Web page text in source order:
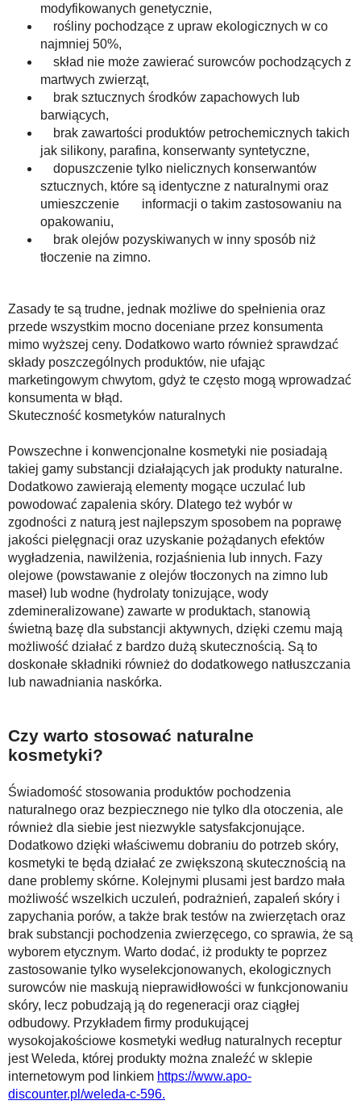
modyfikowanych genetycznie,
rośliny pochodzące z upraw ekologicznych w co
najmniej 50%,
skład nie może zawierać surowców pochodzących z
martwych zwierząt,
brak sztucznych środków zapachowych lub
barwiących,
brak zawartości produktów petrochemicznych takich
jak silikony, parafina, konserwanty syntetyczne,
dopuszczenie tylko nielicznych konserwantów
sztucznych, które są identyczne z naturalnymi oraz
umieszczenie informacji o takim zastosowaniu na
opakowaniu,
brak olejów pozyskiwanych w inny sposób niż
tłoczenie na zimno.
Zasady te są trudne, jednak możliwe do spełnienia oraz
przede wszystkim mocno doceniane przez konsumenta
mimo wyższej ceny. Dodatkowo warto również sprawdzać
składy poszczególnych produktów, nie ufając
marketingowym chwytom, gdyż te często mogą wprowadzać
konsumenta w błąd.
Skuteczność kosmetyków naturalnych
Powszechne i konwencjonalne kosmetyki nie posiadają
takiej gamy substancji działających jak produkty naturalne.
Dodatkowo zawierają elementy mogące uczulać lub
powodować zapalenia skóry. Dlatego też wybór w
zgodności z naturą jest najlepszym sposobem na poprawę
jakości pielęgnacji oraz uzyskanie pożądanych efektów
wygładzenia, nawilżenia, rozjaśnienia lub innych. Fazy
olejowe (powstawanie z olejów tłoczonych na zimno lub
maseł) lub wodne (hydrolaty tonizujące, wody
zdemineralizowane) zawarte w produktach, stanowią
świetną bazę dla substancji aktywnych, dzięki czemu mają
możliwość działać z bardzo dużą skutecznością. Są to
doskonałe składniki również do dodatkowego natłuszczania
lub nawadniania naskórka.
Czy warto stosować naturalne
kosmetyki?
Świadomość stosowania produktów pochodzenia
naturalnego oraz bezpiecznego nie tylko dla otoczenia, ale
również dla siebie jest niezwykle satysfakcjonujące.
Dodatkowo dzięki właściwemu dobraniu do potrzeb skóry,
kosmetyki te będą działać ze zwiększoną skutecznością na
dane problemy skórne. Kolejnymi plusami jest bardzo mała
możliwość wszelkich uczuleń, podrażnień, zapaleń skóry i
zapychania porów, a także brak testów na zwierzętach oraz
brak substancji pochodzenia zwierzęcego, co sprawia, że są
wyborem etycznym. Warto dodać, iż produkty te poprzez
zastosowanie tylko wyselekcjonowanych, ekologicznych
surowców nie maskują nieprawidłowości w funkcjonowaniu
skóry, lecz pobudzają ją do regeneracji oraz ciągłej
odbudowy. Przykładem firmy produkującej
wysokojakościowe kosmetyki według naturalnych receptur
jest Weleda, której produkty można znaleźć w sklepie
internetowym pod linkiem https://www.apo-
discounter.pl/weleda-c-596.